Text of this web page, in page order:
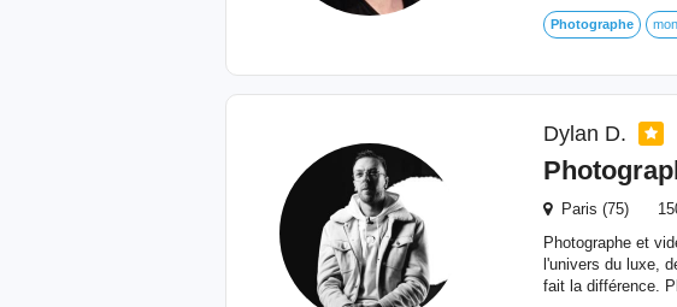
Photographe
Dylan D.
Paris (75)
Photographe et
l'univers du luxe,
fait la différence.